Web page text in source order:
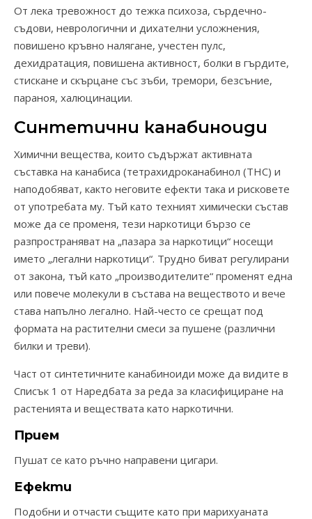
От лека тревожност до тежка психоза, сърдечно-
съдови, неврологични и дихателни усложнения,
повишено кръвно налягане, учестен пулс,
дехидратация, повишена активност, болки в гърдите,
стискане и скърцане със зъби, тремори, безсъние,
параноя, халюцинации.
Синтетични канабиноиди
Химични вещества, които съдържат активната
съставка на канабиса (тетрахидроканабинол (THC) и
наподобяват, както неговите ефекти така и рисковете
от употребата му. Тъй като техният химически състав
може да се променя, тези наркотици бързо се
разпространяват на „пазара за наркотици“ носещи
името „легални наркотици“. Трудно биват регулирани
от закона, тъй като „производителите“ променят една
или повече молекули в състава на веществото и вече
става напълно легално. Най-често се срещат под
формата на растителни смеси за пушене (различни
билки и треви).
Част от синтетичните канабиноиди може да видите в
Списък 1 от Наредбата за реда за класифициране на
растенията и веществата като наркотични.
Прием
Пушат се като ръчно направени цигари.
Ефекти
Подобни и отчасти същите като при марихуаната